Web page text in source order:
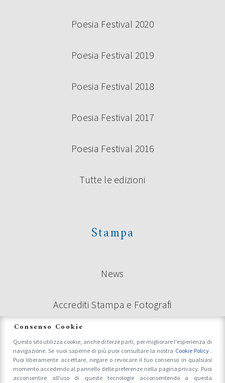
Poesia Festival 2020
Poesia Festival 2019
Poesia Festival 2018
Poesia Festival 2017
Poesia Festival 2016
Tutte le edizioni
Stampa
News
Accrediti Stampa e Fotografi
Follow Us On
Consenso Cookie
Questo sito utilizza cookie, anche di terze parti, per migliorare l'esperienza di
navigazione. Se vuoi saperne di più puoi consultare la nostra Cookie Policy .
Puoi liberamente accettare, negare o revocare il tuo consenso in qualsiasi
momento accedendo al pannello delle preferenze nella pagina privacy. Puoi
acconsentire all'uso di queste tecnologie acconsentendo a questa